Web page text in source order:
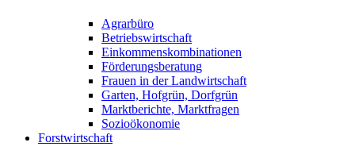
Agrarbüro
Betriebswirtschaft
Einkommenskombinationen
Förderungsberatung
Frauen in der Landwirtschaft
Garten, Hofgrün, Dorfgrün
Marktberichte, Marktfragen
Sozioökonomie
Forstwirtschaft